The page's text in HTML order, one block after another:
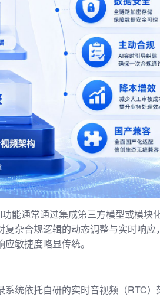
能通常通过集成第三方模型或模块
杂合规逻辑的动态调整与实时响应
敏捷度略显传统。
统依托自研的实时音视频（RTC）